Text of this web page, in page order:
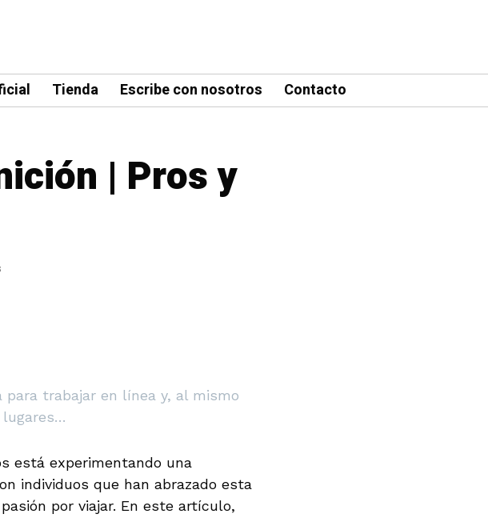
Tienda Escribe con nosotros Contacto
| Pros y
trabajar en línea y, al mismo
lugares…
está experimentando una
individuos que han abrazado esta
por viajar. En este artículo,